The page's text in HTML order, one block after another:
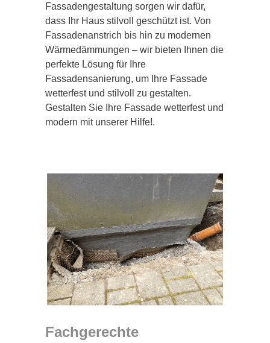
Fassadengestaltung sorgen wir dafür,
dass Ihr Haus stilvoll geschützt ist. Von
Fassadenanstrich bis hin zu modernen
Wärmedämmungen – wir bieten Ihnen die
perfekte Lösung für Ihre
Fassadensanierung, um Ihre Fassade
wetterfest und stilvoll zu gestalten.
Gestalten Sie Ihre Fassade wetterfest und
modern mit unserer Hilfe!.
Fachgerechte